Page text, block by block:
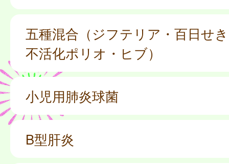
五種混合（ジフテリア・百日せ
不活化ポリオ・ヒブ）
小児用肺炎球菌
B型肝炎